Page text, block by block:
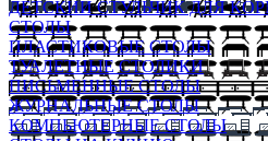
ДЕТСКИЙ СТУЛЬЧИК ДЛЯ
СТОЛЫ
ПЛАСТИКОВЫЕ СТОЛЫ
ТУАЛЕТНЫЕ СТОЛИКИ
ПИСЬМЕННЫЕ СТОЛЫ
ЖУРНАЛЬНЫЕ СТОЛЫ
КОМПЬЮТЕРНЫЕ СТОЛЫ